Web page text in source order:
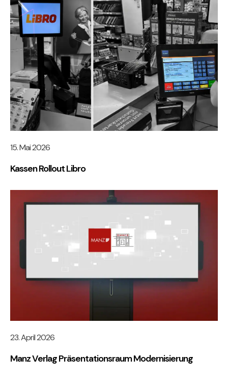
15. Mai 2026
Kassen Rollout Libro
23. April 2026
Manz Verlag Präsentationsraum Modernisierung